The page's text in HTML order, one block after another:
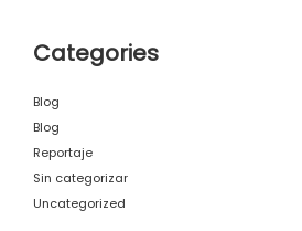
Categories
Blog
Blog
Reportaje
Sin categorizar
Uncategorized